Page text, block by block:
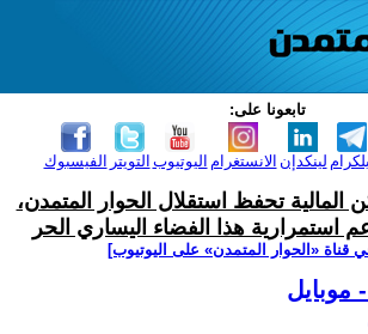
تابعونا على:
الفيسبوك التويتر اليوتيوب الانستغرام لينكدإن
المالية تحفظ استقلال الحوار المتمدن،
استمرارية هذا الفضاء اليساري الحر
قناة ‫«الحوار المتمدن» على اليوتيوب]
موبايل